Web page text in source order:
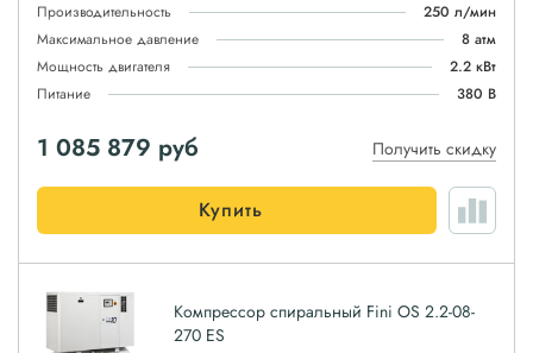
Производительность
250 л/мин
Максимальное давление
8 атм
Мощность двигателя
2.2 кВт
Питание
380 В
1 085 879 руб Получить скидку
Купить
Компрессор спиральный Fini OS 2.2-08-
270 ES